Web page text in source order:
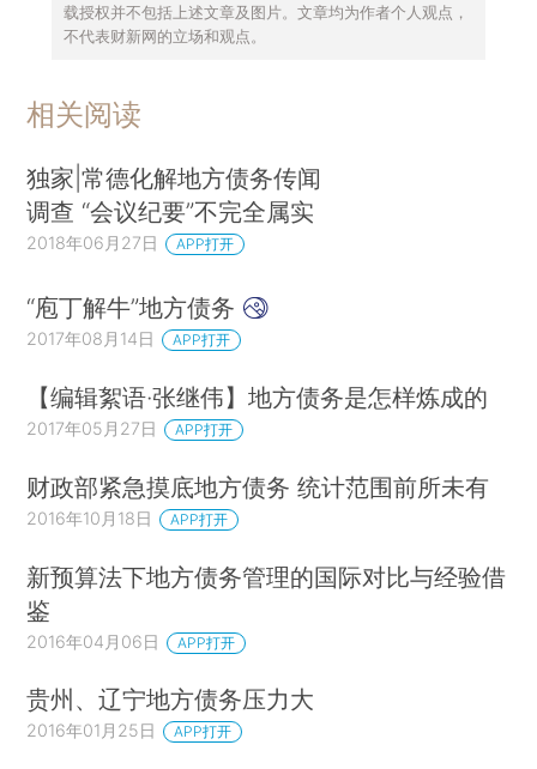
载授权并不包括上述文章及图片。文章均为作者个人观点，
不代表财新网的立场和观点。
相关阅读
独家|常德化解地方债务传闻
调查 “会议纪要”不完全属实
2018年06月27日 APP打开
“庖丁解牛”地方债务
2017年08月14日 APP打开
【编辑絮语·张继伟】地方债务是怎样炼成的
2017年05月27日 APP打开
财政部紧急摸底地方债务 统计范围前所未有
2016年10月18日 APP打开
新预算法下地方债务管理的国际对比与经验借
鉴
2016年04月06日 APP打开
贵州、辽宁地方债务压力大
2016年01月25日 APP打开